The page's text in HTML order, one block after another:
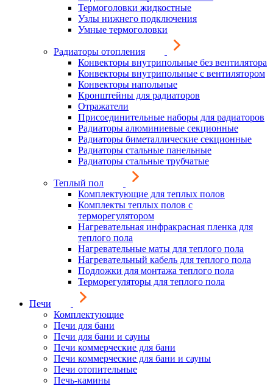
Термоголовки жидкостные
Узлы нижнего подключения
Умные термоголовки
Радиаторы отопления
Конвекторы внутрипольные без вентилятора
Конвекторы внутрипольные с вентилятором
Конвекторы напольные
Кронштейны для радиаторов
Отражатели
Присоединительные наборы для радиаторов
Радиаторы алюминиевые секционные
Радиаторы биметаллические секционные
Радиаторы стальные панельные
Радиаторы стальные трубчатые
Теплый пол
Комплектующие для теплых полов
Комплекты теплых полов с
терморегулятором
Нагревательная инфракрасная пленка для
теплого пола
Нагревательные маты для теплого пола
Нагревательный кабель для теплого пола
Подложки для монтажа теплого пола
Терморегуляторы для теплого пола
Печи
Комплектующие
Печи для бани
Печи для бани и сауны
Печи коммерческие для бани
Печи коммерческие для бани и сауны
Печи отопительные
Печь-камины